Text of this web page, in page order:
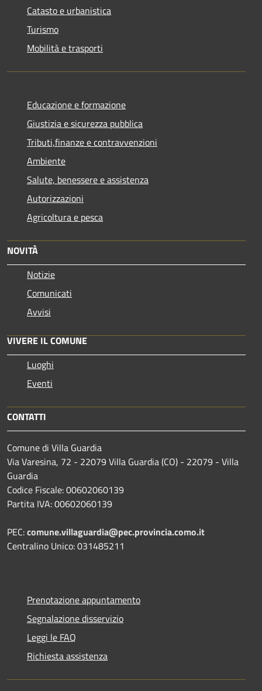
Catasto e urbanistica
Turismo
Mobilità e trasporti
Educazione e formazione
Giustizia e sicurezza pubblica
Tributi,finanze e contravvenzioni
Ambiente
Salute, benessere e assistenza
Autorizzazioni
Agricoltura e pesca
NOVITÀ
Notizie
Comunicati
Avvisi
VIVERE IL COMUNE
Luoghi
Eventi
CONTATTI
Comune di Villa Guardia
Via Varesina, 72 - 22079 Villa Guardia (CO) - 22079 - Villa
Guardia
Codice Fiscale: 00602060139
Partita IVA: 00602060139
PEC:comune.villaguardia@pec.provincia.como.it
Centralino Unico: 031485211
Prenotazione appuntamento
Segnalazione disservizio
Leggi le FAQ
Richiesta assistenza